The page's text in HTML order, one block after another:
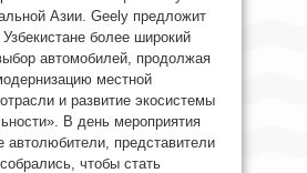
Азии. Geely предложит
более широкий
автомобилей, продолжая
местной
и развитие экосистемы
В день мероприятия
автолюбители, представители
чтобы стать